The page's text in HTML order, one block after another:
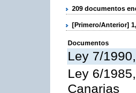
209 documentos
[Primero/Anterior] 1,
Documentos
Ley 7/
Ley 6/
Canarias